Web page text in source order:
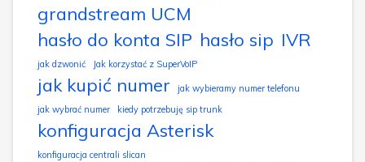
grandstream UCM
hasło do konta SIP hasło sip IVR
jak dzwonić Jak korzystać z SuperVoIP
jak kupić numer
jak wybieramy numer telefonu
jak wybrać numer
kiedy potrzebuję sip trunk
konfiguracja Asterisk
konfiguracja centrali slican